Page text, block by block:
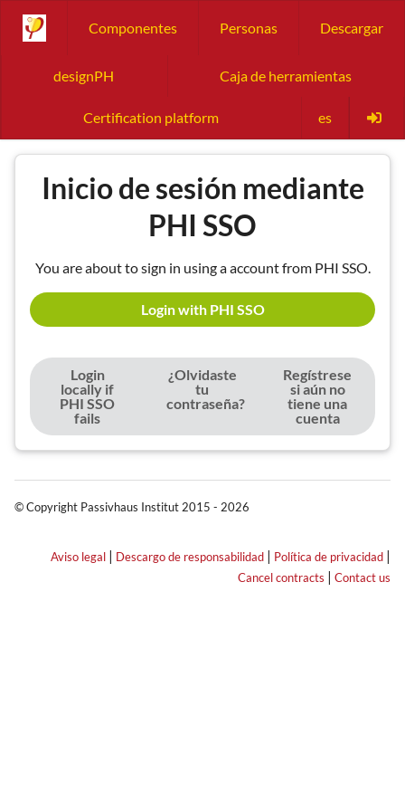
Componentes Personas Descargar
designPH Caja de herramientas
Certification platform es
Inicio de sesión mediante
PHI SSO
You are about to sign in using a account from PHI SSO.
Login with PHI SSO
Login
locally if
PHI SSO
fails
¿Olvidaste
tu
contraseña?
Regístrese
si aún no
tiene una
cuenta
© Copyright Passivhaus Institut 2015 - 2026
Aviso legal | Descargo de responsabilidad | Política de privacidad |
Cancel contracts | Contact us